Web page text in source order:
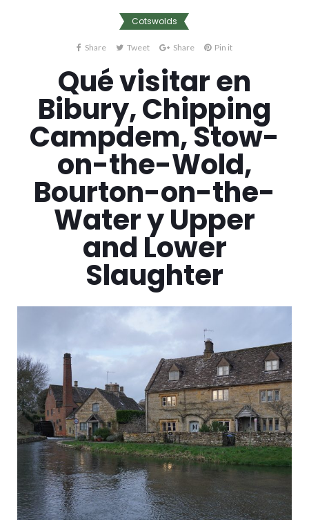
Cotswolds
Share Tweet Share Pin it
Qué visitar en
Bibury, Chipping
Campdem, Stow-
on-the-Wold,
Bourton-on-the-
Water y Upper
and Lower
Slaughter